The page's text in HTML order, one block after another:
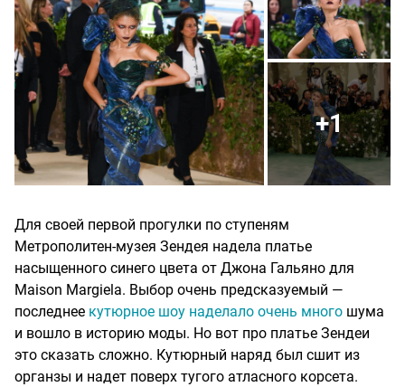
+1
Для своей первой прогулки по ступеням
Метрополитен-музея Зендея надела платье
насыщенного синего цвета от Джона Гальяно для
Maison Margiela. Выбор очень предсказуемый —
последнее кутюрное шоу наделало очень много шума
и вошло в историю моды. Но вот про платье Зендеи
это сказать сложно. Кутюрный наряд был сшит из
органзы и надет поверх тугого атласного корсета.